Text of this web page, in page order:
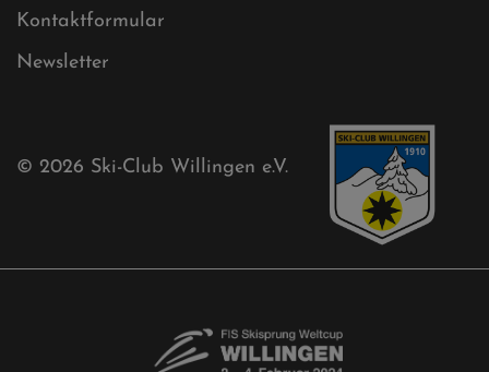
Ski-Club
Mühlenkopfschanze
Akkreditierungsantrag